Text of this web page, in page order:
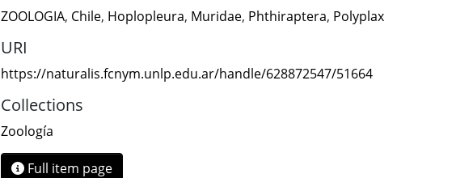
ZOOLOGIA, Chile, Hoplopleura, Muridae, Phthiraptera, Polyplax
URI
https://naturalis.fcnym.unlp.edu.ar/handle/628872547/51664
Collections
Zoología
Full item page